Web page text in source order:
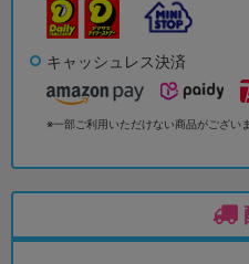
キャッシュレス決済
※一部ご利用いただけない商品がございま